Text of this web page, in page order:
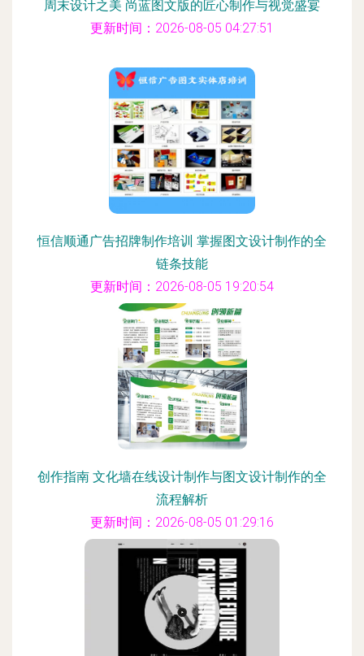
周末设计之美 尚蓝图文版的匠心制作与视觉盛宴
更新时间：2026-08-05 04:27:51
恒信顺通广告招牌制作培训 掌握图文设计制作的全
链条技能
更新时间：2026-08-05 19:20:54
创作指南 文化墙在线设计制作与图文设计制作的全
流程解析
更新时间：2026-08-05 01:29:16